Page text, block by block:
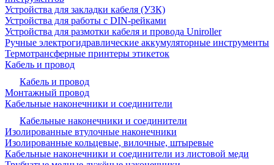
Устройства для закладки кабеля (УЗК)
Устройства для работы с DIN-рейками
Устройства для размотки кабеля и провода Uniroller
Ручные электрогидравлические аккумуляторные инструменты
Термотрансферные принтеры этикеток
Кабель и провод
Кабель и провод
Монтажный провод
Кабельные наконечники и соединители
Кабельные наконечники и соединители
Изолированные втулочные наконечники
Изолированные кольцевые, вилочные, штыревые
Кабельные наконечники и соединители из листовой меди